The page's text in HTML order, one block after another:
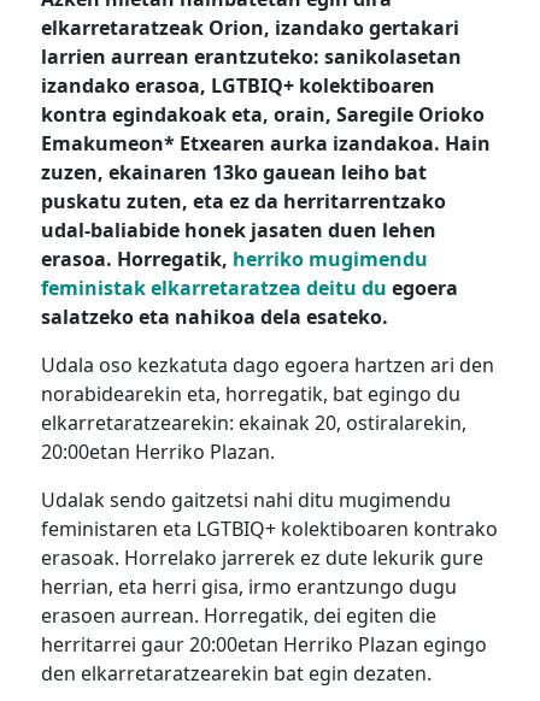
elkarretaratzeak Orion, izandako gertakari
larrien aurrean erantzuteko: sanikolasetan
izandako erasoa, LGTBIQ+ kolektiboaren
kontra egindakoak eta, orain, Saregile Orioko
Emakumeon* Etxearen aurka izandakoa. Hain
zuzen, ekainaren 13ko gauean leiho bat
puskatu zuten, eta ez da herritarrentzako
udal-baliabide honek jasaten duen lehen
erasoa. Horregatik, herriko mugimendu
feministak elkarretaratzea deitu du egoera
salatzeko eta nahikoa dela esateko.
Udala oso kezkatuta dago egoera hartzen ari den
norabidearekin eta, horregatik, bat egingo du
elkarretaratzearekin: ekainak 20, ostiralarekin,
20:00etan Herriko Plazan.
Udalak sendo gaitzetsi nahi ditu mugimendu
feministaren eta LGTBIQ+ kolektiboaren kontrako
erasoak. Horrelako jarrerek ez dute lekurik gure
herrian, eta herri gisa, irmo erantzungo dugu
erasoen aurrean. Horregatik, dei egiten die
herritarrei gaur 20:00etan Herriko Plazan egingo
den elkarretaratzearekin bat egin dezaten.